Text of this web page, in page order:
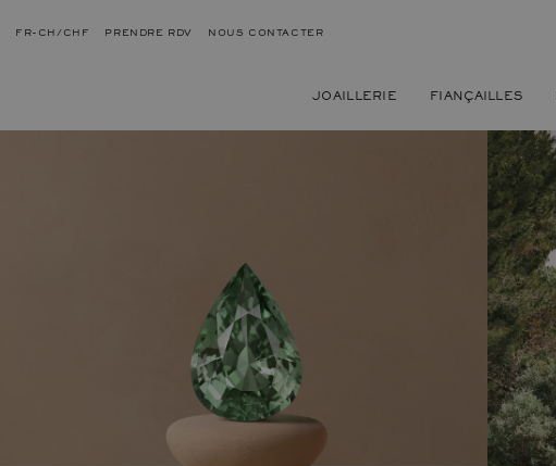
FR-CH/CHF PRENDRE RDV NOUS CONTACTER
JOAILLERIE FIANÇAILLES